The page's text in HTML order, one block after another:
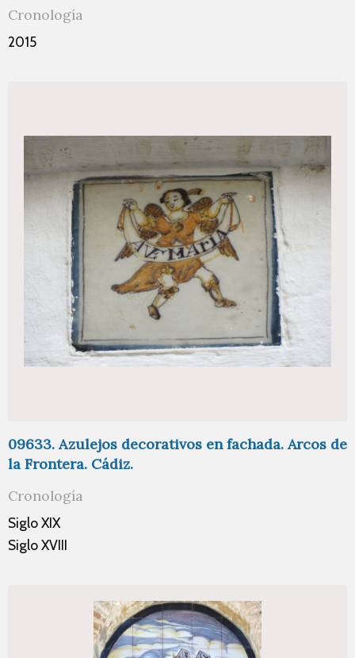
Cronología
2015
09633. Azulejos decorativos en fachada. Arcos de
la Frontera. Cádiz.
Cronología
Siglo XIX
Siglo XVIII